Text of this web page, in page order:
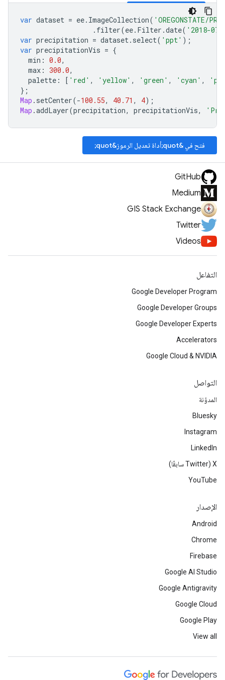
var dataset = ee. ImageCollection( 'OREGONSTATE/
. filter(ee. Filter .date( '2018-
var precipitation = dataset. select( 'ppt' );
var precipitationVis = {
min : 0.0,
max : 300.0,
palette : [ 'red' , 'yellow' , 'green' , 'cyan' ,
};
Map . setCenter(-100.55, 40.71 , 4);
Map .addLayer(precipitation, precipitationVis,
فتح في &quot;أداة تعديل الرموز&quot;
GitHub
Medium
GIS Stack Exchange
Twitter
Videos
التفاعل
Google Developer Program
Google Developer Groups
Google Developer Experts
Accelerators
Google Cloud & NVIDIA
التواصل
المدوّنة
Bluesky
Instagram
LinkedIn
‫X ‏(Twitter سابقًا)
YouTube
الإصدار
Android
Chrome
Firebase
Google AI Studio
Google Antigravity
Google Cloud
Google Play
View all